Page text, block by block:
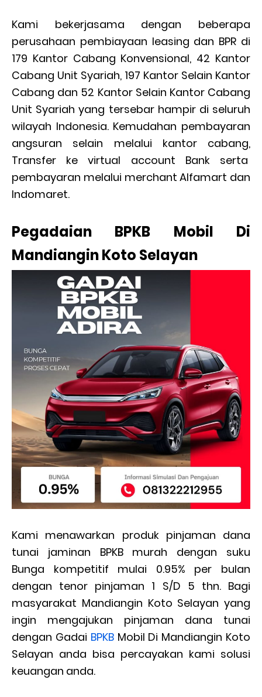
Kami bekerjasama dengan beberapa
perusahaan pembiayaan leasing dan BPR di
179 Kantor Cabang Konvensional, 42 Kantor
Cabang Unit Syariah, 197 Kantor Selain Kantor
Cabang dan 52 Kantor Selain Kantor Cabang
Unit Syariah yang tersebar hampir di seluruh
wilayah Indonesia. Kemudahan pembayaran
angsuran selain melalui kantor cabang,
Transfer ke virtual account Bank serta
pembayaran melalui merchant Alfamart dan
Indomaret.
Pegadaian BPKB Mobil Di
Mandiangin Koto Selayan
Kami menawarkan produk pinjaman dana
tunai jaminan BPKB murah dengan suku
Bunga kompetitif mulai 0.95% per bulan
dengan tenor pinjaman 1 S/D 5 thn. Bagi
masyarakat Mandiangin Koto Selayan yang
ingin mengajukan pinjaman dana tunai
dengan Gadai BPKBMobil Di Mandiangin Koto
Selayan anda bisa percayakan kami solusi
keuangan anda.